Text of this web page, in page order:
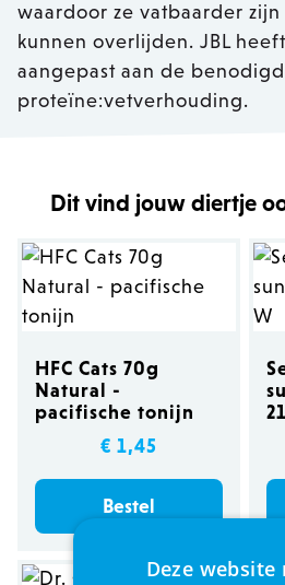
waardoor ze vatbaarder
kunnen overlijden. JBL
aangepast aan de
proteïne:vetverhouding.
Dit vind jouw diertje
HFC Cats 70g
Natural -
pacifische tonijn
€ 1,45
Bestel
Deze website